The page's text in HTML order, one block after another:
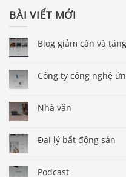
BÀI VIẾT MỚI
Blog giảm cân và
Công ty công nghệ
Nhà văn
Đại lý bất động sản
Podcast